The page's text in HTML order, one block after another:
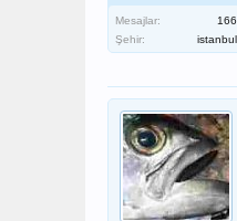
Mesajlar:
166
Şehir:
istanbul